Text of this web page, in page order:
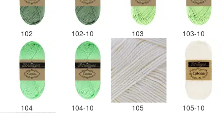
102 102-10 103 103-10
104 104-10 105 105-10